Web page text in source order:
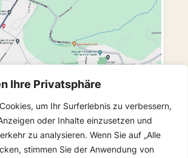
Ihre Privatsphäre
um Ihr Surferlebnis zu verbessern,
oder Inhalte einzusetzen und
zu analysieren. Wenn Sie auf „Alle
stimmen Sie der Anwendung von
UNS